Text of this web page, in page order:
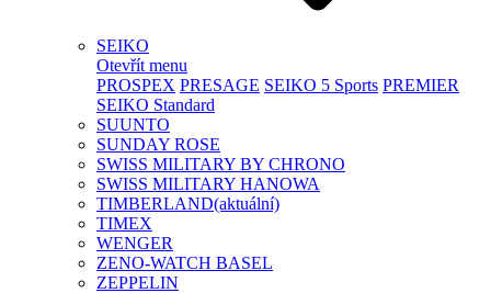
SEIKO
Otevřít menu
PROSPEX PRESAGE SEIKO 5 Sports PREMIER
SEIKO Standard
SUUNTO
SUNDAY ROSE
SWISS MILITARY BY CHRONO
SWISS MILITARY HANOWA
TIMBERLAND(aktuální)
TIMEX
WENGER
ZENO-WATCH BASEL
ZEPPELIN